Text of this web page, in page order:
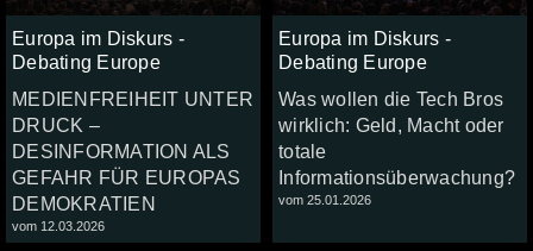
Europa im Diskurs -
Debating Europe
MEDIENFREIHEIT UNTER
DRUCK –
DESINFORMATION ALS
GEFAHR FÜR EUROPAS
DEMOKRATIEN
vom 12.03.2026
Europa im Diskurs -
Debating Europe
Was wollen die Tech Bros
wirklich: Geld, Macht oder
totale
Informationsüberwachung?
vom 25.01.2026